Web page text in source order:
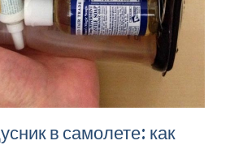
в самолете: как